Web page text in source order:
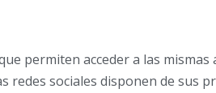
permiten acceder a las
redes sociales disponen de sus